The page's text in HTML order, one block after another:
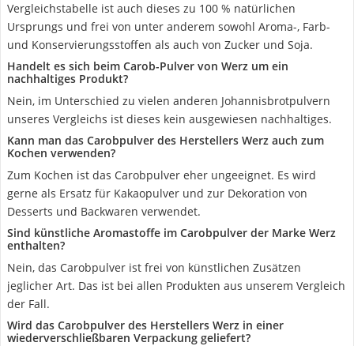
Vergleichstabelle ist auch dieses zu 100 % natürlichen
Ursprungs und frei von unter anderem sowohl Aroma-, Farb-
und Konservierungsstoffen als auch von Zucker und Soja.
Handelt es sich beim Carob-Pulver von Werz um ein
nachhaltiges Produkt?
Nein, im Unterschied zu vielen anderen Johannisbrotpulvern
unseres Vergleichs ist dieses kein ausgewiesen nachhaltiges.
Kann man das Carobpulver des Herstellers Werz auch zum
Kochen verwenden?
Zum Kochen ist das Carobpulver eher ungeeignet. Es wird
gerne als Ersatz für Kakaopulver und zur Dekoration von
Desserts und Backwaren verwendet.
Sind künstliche Aromastoffe im Carobpulver der Marke Werz
enthalten?
Nein, das Carobpulver ist frei von künstlichen Zusätzen
jeglicher Art. Das ist bei allen Produkten aus unserem Vergleich
der Fall.
Wird das Carobpulver des Herstellers Werz in einer
wiederverschließbaren Verpackung geliefert?